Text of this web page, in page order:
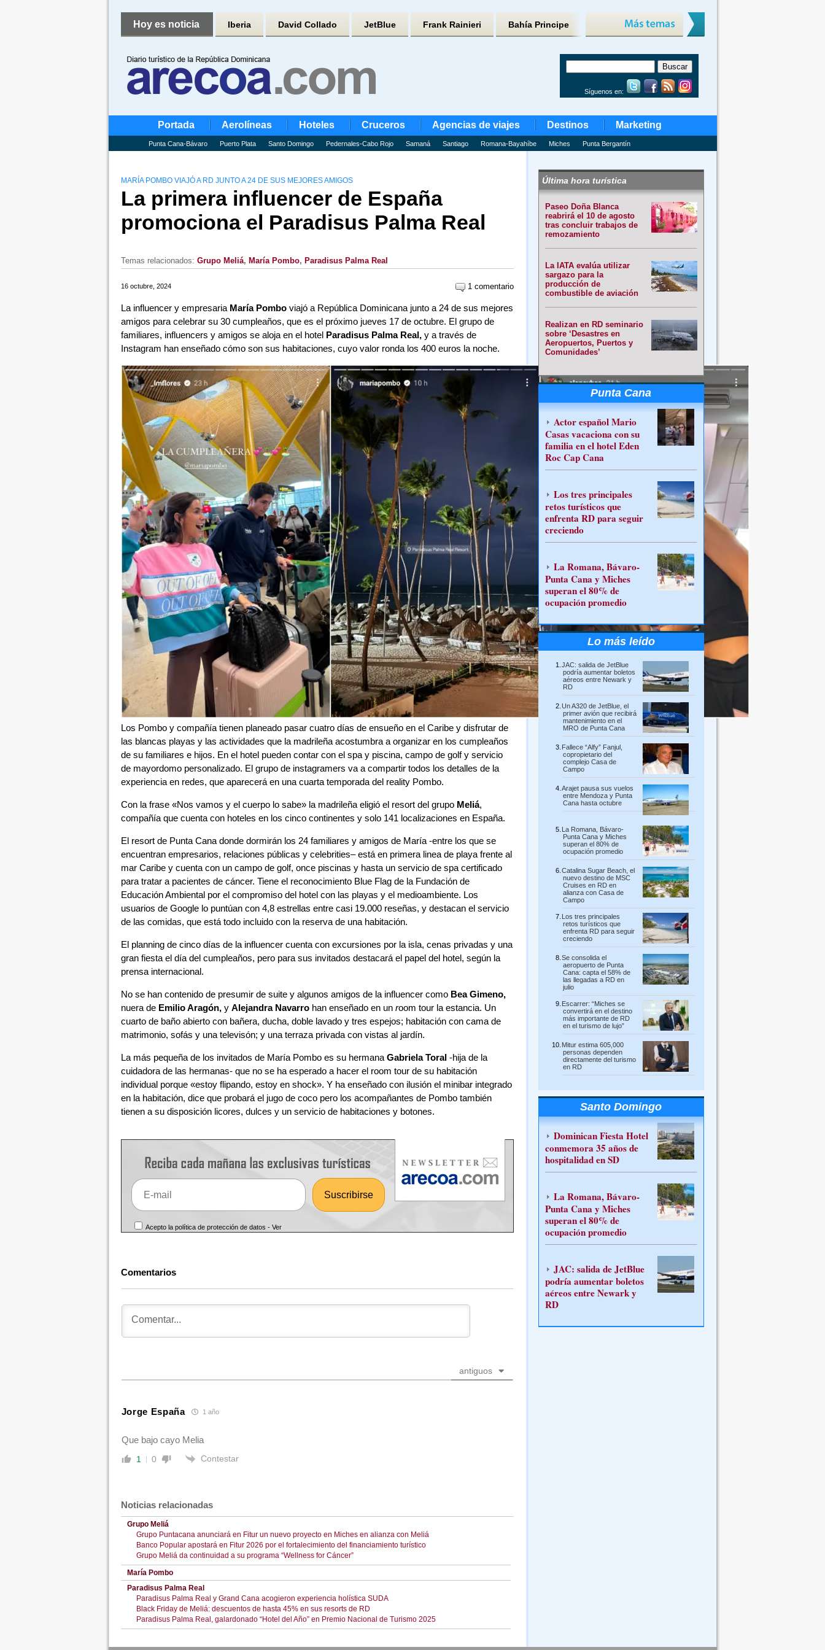
Hoy es noticia Iberia David Collado JetBlue Frank Rainieri Bahía Principe
Síguenos en:
Portada Aerolíneas Hoteles Cruceros Agencias de viajes Destinos Marketing
Punta Cana-Bávaro Puerto Plata Santo Domingo Pedernales-Cabo Rojo Samaná Santiago Romana-Bayahíbe Miches Punta Bergantín
MARÍA POMBO VIAJÓ A RD JUNTO A 24 DE SUS MEJORES AMIGOS
La primera influencer de España
promociona el Paradisus Palma Real
Temas relacionados: Grupo Meliá, María Pombo, Paradisus Palma Real
16 octubre, 2024 1 comentario
La influencer y empresaria María Pomboviajó a República Dominicana junto a 24 de sus mejores
amigos para celebrar su 30 cumpleaños, que es el próximo jueves 17 de octubre. El grupo de
familiares, influencers y amigos se aloja en el hotelParadisus Palma Real,y a través de
Instagram han enseñado cómo son sus habitaciones, cuyo valor ronda los 400 euros la noche.
Los Pombo y compañía tienen planeado pasar cuatro días de ensueño en el Caribe y disfrutar de
las blancas playas y las actividades que la madrileña acostumbra a organizar en los cumpleaños
de su familiares e hijos. En el hotel pueden contar con el spa y piscina, campo de golf y servicio
de mayordomo personalizado. El grupo de instagramers va a compartir todos los detalles de la
experiencia en redes, que aparecerá en una cuarta temporada del reality Pombo.
Con la frase «Nos vamos y el cuerpo lo sabe» la madrileña eligió el resort del grupoMeliá,
compañía que cuenta con hoteles en los cinco continentes y solo 141 localizaciones en España.
El resort de Punta Cana donde dormirán los 24 familiares y amigos de María -entre los que se
encuentran empresarios, relaciones públicas y celebrities– está en primera linea de playa frente al
mar Caribe y cuenta con un campo de golf, once piscinas y hasta un servicio de spa certificado
para tratar a pacientes de cáncer. Tiene el reconocimiento Blue Flag de la Fundación de
Educación Ambiental por el compromiso del hotel con las playas y el medioambiente. Los
usuarios de Google lo puntúan con 4,8 estrellas entre casi 19.000 reseñas, y destacan el servicio
de las comidas, que está todo incluido con la reserva de una habitación.
El planning de cinco días de la influencer cuenta con excursiones por la isla, cenas privadas y una
gran fiesta el día del cumpleaños, pero para sus invitados destacará el papel del hotel, según la
prensa internacional.
No se han contenido de presumir de suite y algunos amigos de la influencer como Bea Gimeno,
nuera de Emilio Aragón, y Alejandra Navarrohan enseñado en un room tour la estancia. Un
cuarto de baño abierto con bañera, ducha, doble lavado y tres espejos; habitación con cama de
matrimonio, sofás y una televisón; y una terraza privada con vistas al jardín.
La más pequeña de los invitados de María Pombo es su hermana Gabriela Toral -hija de la
cuidadora de las hermanas- que no se ha esperado a hacer el room tour de su habitación
individual porque «estoy flipando, estoy en shock». Y ha enseñado con ilusión el minibar integrado
en la habitación, dice que probará el jugo de coco pero los acompañantes de Pombo también
tienen a su disposición licores, dulces y un servicio de habitaciones y botones.
Acepto la política de protección de datos -Ver
Comentarios
antiguos
Jorge España 1 año
Que bajo cayo Melia
1 0 Contestar
Noticias relacionadas
Grupo Meliá
Grupo Puntacana anunciará en Fitur un nuevo proyecto en Miches en alianza con Meliá
Banco Popular apostará en Fitur 2026 por el fortalecimiento del financiamiento turístico
Grupo Meliá da continuidad a su programa “Wellness for Cáncer”
María Pombo
Paradisus Palma Real
Paradisus Palma Real y Grand Cana acogieron experiencia holística SUDA
Black Friday de Meliá: descuentos de hasta 45% en sus resorts de RD
Paradisus Palma Real, galardonado “Hotel del Año” en Premio Nacional de Turismo 2025
Última hora turística
Paseo Doña Blanca
reabrirá el 10 de agosto
tras concluir trabajos de
remozamiento
La IATA evalúa utilizar
sargazo para la
producción de
combustible de aviación
Realizan en RD seminario
sobre ‘Desastres en
Aeropuertos, Puertos y
Comunidades’
Punta Cana
Actor español Mario
Casas vacaciona con su
familia en el hotel Eden
Roc Cap Cana
Los tres principales
retos turísticos que
enfrenta RD para seguir
creciendo
La Romana, Bávaro-
Punta Cana y Miches
superan el 80% de
ocupación promedio
Lo más leído
JAC: salida de JetBlue
podría aumentar boletos
aéreos entre Newark y
RD
Un A320 de JetBlue, el
primer avión que recibirá
mantenimiento en el
MRO de Punta Cana
Fallece “Alfy” Fanjul,
copropietario del
complejo Casa de
Campo
Arajet pausa sus vuelos
entre Mendoza y Punta
Cana hasta octubre
La Romana, Bávaro-
Punta Cana y Miches
superan el 80% de
ocupación promedio
Catalina Sugar Beach, el
nuevo destino de MSC
Cruises en RD en
alianza con Casa de
Campo
Los tres principales
retos turísticos que
enfrenta RD para seguir
creciendo
Se consolida el
aeropuerto de Punta
Cana: capta el 58% de
las llegadas a RD en
julio
Escarrer: “Miches se
convertirá en el destino
más importante de RD
en el turismo de lujo”
Mitur estima 605,000
personas dependen
directamente del turismo
en RD
Santo Domingo
Dominican Fiesta Hotel
conmemora 35 años de
hospitalidad en SD
La Romana, Bávaro-
Punta Cana y Miches
superan el 80% de
ocupación promedio
JAC: salida de JetBlue
podría aumentar boletos
aéreos entre Newark y
RD